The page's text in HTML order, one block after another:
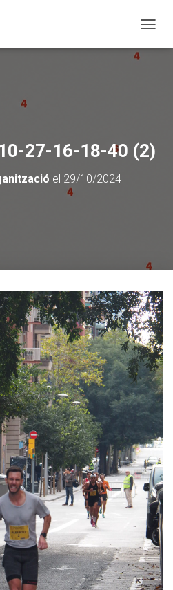
27-16-18-40 (2)
el 29/10/2024